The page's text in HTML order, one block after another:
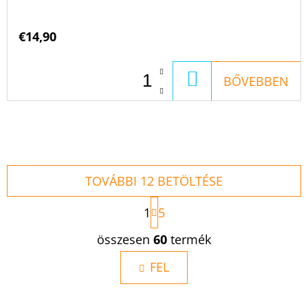
€14,90
KOSÁRBA
BŐVEBBEN
L
I
S
T
TOVÁBBI 12 BETÖLTÉSE
L
A
P
O
Z
Á
S
1
5
összesen 60 termék
FEL